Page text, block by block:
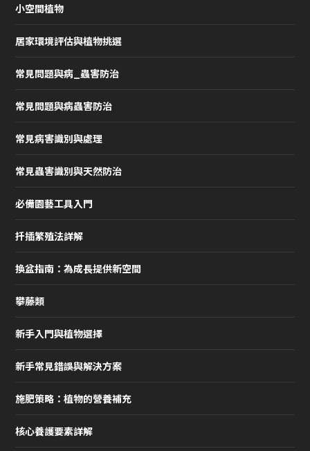
小空間植物
居家環境評估與植物挑選
常見問題與病_蟲害防治
常見問題與病蟲害防治
常見病害識別與處理
常見蟲害識別與天然防治
必備園藝工具入門
扦插繁殖法詳解
換盆指南：為成長提供新空間
攀藤類
新手入門與植物選擇
新手常見錯誤與解決方案
施肥策略：植物的營養補充
核心養護要素詳解